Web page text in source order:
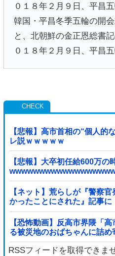
韓国・平昌冬季五輪の開
と、北朝鮮の金正恩総書
０１８年２月９日、平昌
【悲報】高市首相の“個人的
レ説ｗｗｗｗｗ
【悲報】大卒初任給600万の
【ネット】荒らしが『警察
かったことにされた』記事
ン→自傷行為の動画が拡散し
【恐怖動画】反高市界隈「
る被災地のおばちゃんに詰
と何やらヤバいことを言っ
RSSフィードを取得できま